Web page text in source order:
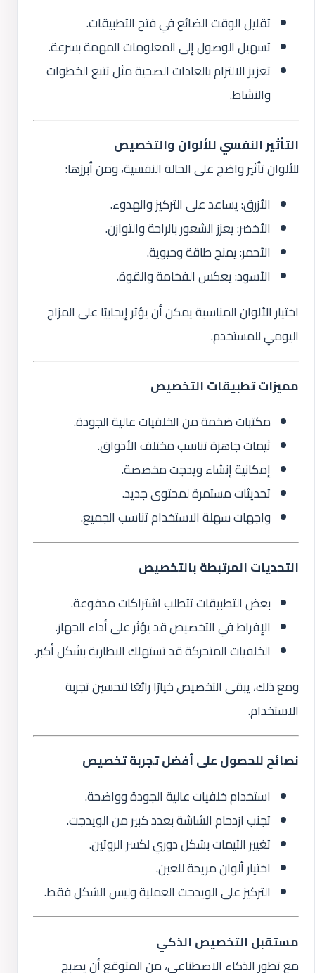
تقليل الوقت الضائع في فتح التطبيقات.
تسهيل الوصول إلى المعلومات المهمة بسرعة.
تعزيز الالتزام بالعادات الصحية مثل تتبع الخطوات
والنشاط.
التأثير النفسي للألوان والتخصيص
للألوان تأثير واضح على الحالة النفسية، ومن أبرزها:
الأزرق: يساعد على التركيز والهدوء.
الأخضر: يعزز الشعور بالراحة والتوازن.
الأحمر: يمنح طاقة وحيوية.
الأسود: يعكس الفخامة والقوة.
اختيار الألوان المناسبة يمكن أن يؤثر إيجابيًا على المزاج
اليومي للمستخدم.
مميزات تطبيقات التخصيص
مكتبات ضخمة من الخلفيات عالية الجودة.
ثيمات جاهزة تناسب مختلف الأذواق.
إمكانية إنشاء ويدجت مخصصة.
تحديثات مستمرة لمحتوى جديد.
واجهات سهلة الاستخدام تناسب الجميع.
التحديات المرتبطة بالتخصيص
بعض التطبيقات تتطلب اشتراكات مدفوعة.
الإفراط في التخصيص قد يؤثر على أداء الجهاز.
الخلفيات المتحركة قد تستهلك البطارية بشكل أكبر.
ومع ذلك، يبقى التخصيص خيارًا رائعًا لتحسين تجربة
الاستخدام.
نصائح للحصول على أفضل تجربة تخصيص
استخدام خلفيات عالية الجودة وواضحة.
تجنب ازدحام الشاشة بعدد كبير من الويدجت.
تغيير الثيمات بشكل دوري لكسر الروتين.
اختيار ألوان مريحة للعين.
التركيز على الويدجت العملية وليس الشكل فقط.
مستقبل التخصيص الذكي
مع تطور الذكاء الاصطناعي، من المتوقع أن يصبح